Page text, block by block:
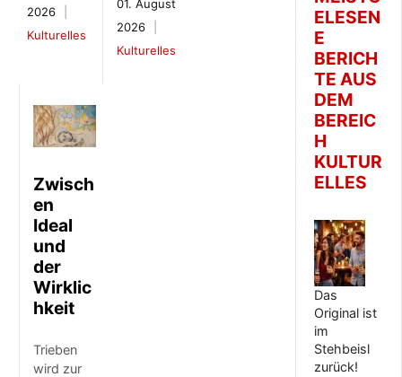
2026
Kulturelles
01. August
2026
Kulturelles
Zwisch
en
Ideal
und
der
Wirklic
hkeit
Trieben
wird zur
ELESEN
E
BERICH
TE AUS
DEM
BEREIC
H
KULTUR
ELLES
Das
Original ist
im
Stehbeisl
zurück!